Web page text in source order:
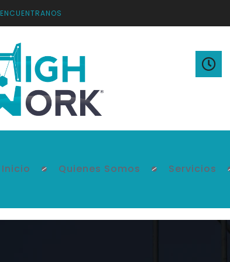
ENCUENTRANOS
Inicio Quienes Somos Servicios